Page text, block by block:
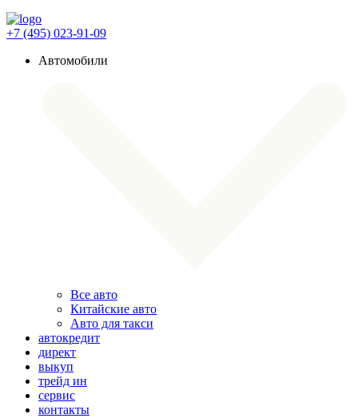
+7 (495) 023-91-09
Автомобили
Все авто
Китайские авто
Авто для такси
автокредит
директ
выкуп
трейд ин
сервис
контакты